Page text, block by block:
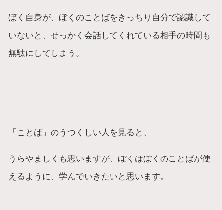
ぼく自身が、ぼくのことばをきっちり自分で認識して
いないと、せっかく会話してくれている相手の時間も
無駄にしてしまう。
「ことば」のうつくしい人を見ると、
うらやましくも思いますが、ぼくはぼくのことばが使
えるように、学んでいきたいと思います。